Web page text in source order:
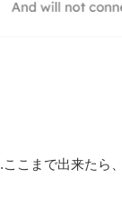
.ここまで出来たら、